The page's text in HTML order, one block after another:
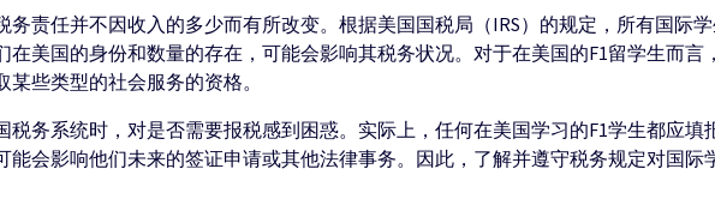
务责任并不因收入的多少而有所改变。根据美国国税局（IRS）的规定，所有国际
在美国的身份和数量的存在，可能会影响其税务状况。对于在美国的F1留学生而
些类型的社会服务的资格。
税务系统时，对是否需要报税感到困惑。实际上，任何在美国学习的F1学生都应填
能会影响他们未来的签证申请或其他法律事务。因此，了解并遵守税务规定对国